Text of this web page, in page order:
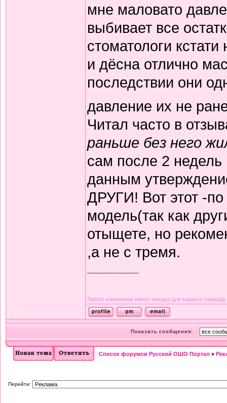
мне маловато
выбивает все
стоматологи
и дёсна отлично
последствии они
давление их не
Читал часто в
раньше без него
сам после 2
данным
ДРУГИ! Вот этот -
модель(так как
отыщете, но
,а не с тремя.
Любое изменение имеет предел для каждого периода
Показать сообщения:
Список форумов Русский ОШО Портал »
Перейти: